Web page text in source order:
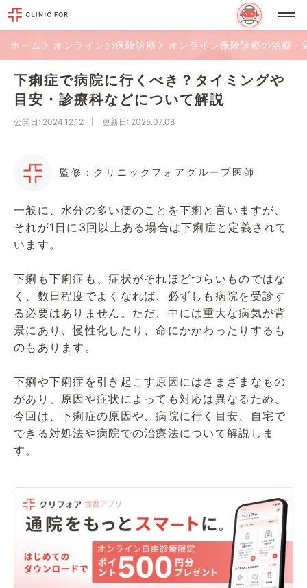
ホーム オンラインの保険診療 オンライン保険診療の治療・
下痢症で病院に行くべき？タイミングや
目安・診療科などについて解説
公開日 : 2024.12.12 更新日 : 2025.07.08
監修：クリニックフォアグループ医師
一般に、水分の多い便のことを下痢と言いますが、
それが1日に3回以上ある場合は下痢症と定義されて
います。
下痢も下痢症も、症状がそれほどつらいものではな
く、数日程度でよくなれば、必ずしも病院を受診す
る必要はありません。ただ、中には重大な病気が背
景にあり、慢性化したり、命にかかわったりするも
のもあります。
下痢や下痢症を引き起こす原因にはさまざまなもの
があり、原因や症状によっても対応は異なるため、
今回は、下痢症の原因や、病院に行く目安、自宅で
できる対処法や病院での治療法について解説しま
す。